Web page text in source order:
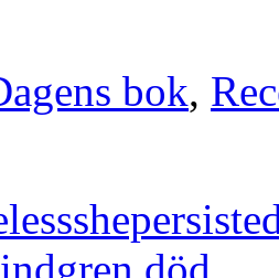
bok,